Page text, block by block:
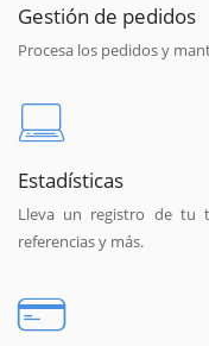
Gestión de pedidos
Procesa los pedidos y
Estadísticas
Lleva un registro de tu
referencias y más.